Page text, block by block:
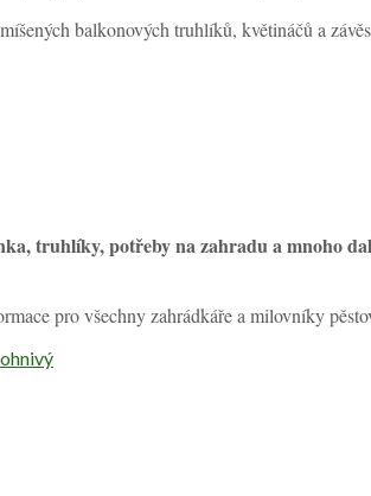
balkonových truhlíků, květináčů a
truhlíky, potřeby na zahradu a
pro všechny zahrádkáře a milovníky